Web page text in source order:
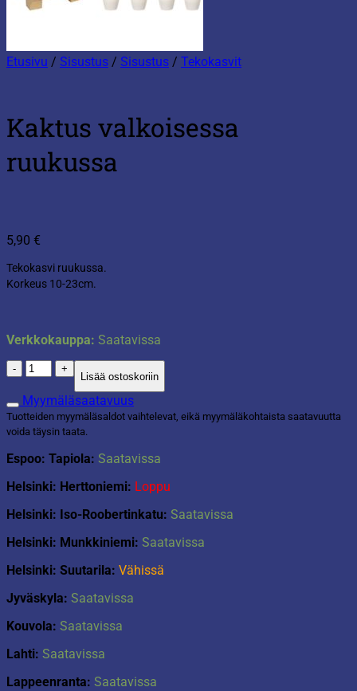
Etusivu / Sisustus / Sisustus / Tekokasvit
Kaktus valkoisessa
ruukussa
5,90 €
Tekokasvi ruukussa.
Korkeus 10-23cm.
Verkkokauppa: Saatavissa
Kaktus
valkoisessa
ruukussa
määrä
Lisää ostoskoriin
Myymäläsaatavuus
Tuotteiden myymäläsaldot vaihtelevat, eikä myymäläkohtaista saatavuutta
voida täysin taata.
Espoo: Tapiola: Saatavissa
Helsinki: Herttoniemi: Loppu
Helsinki: Iso-Roobertinkatu: Saatavissa
Helsinki: Munkkiniemi: Saatavissa
Helsinki: Suutarila: Vähissä
Jyväskyla: Saatavissa
Kouvola: Saatavissa
Lahti: Saatavissa
Lappeenranta: Saatavissa